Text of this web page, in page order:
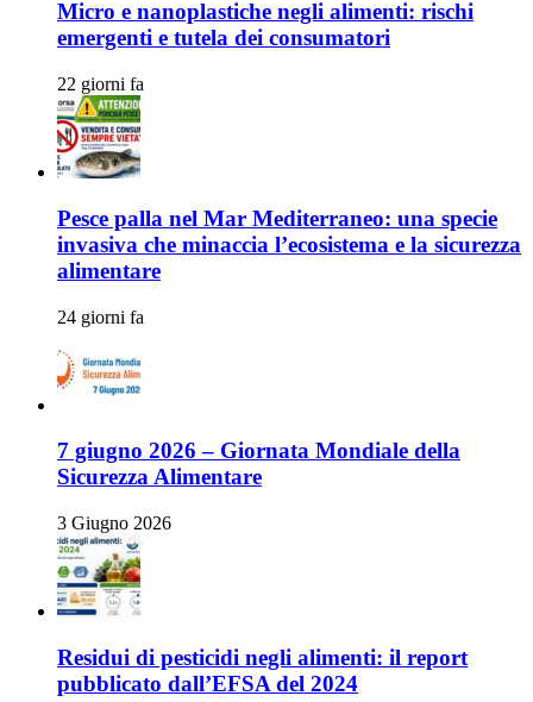
Micro e nanoplastiche negli alimenti: rischi
emergenti e tutela dei consumatori
22 giorni fa
Pesce palla nel Mar Mediterraneo: una specie
invasiva che minaccia l’ecosistema e la sicurezza
alimentare
24 giorni fa
7 giugno 2026 – Giornata Mondiale della
Sicurezza Alimentare
3 Giugno 2026
Residui di pesticidi negli alimenti: il report
pubblicato dall’EFSA del 2024